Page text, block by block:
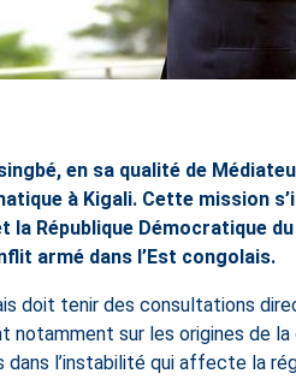
en sa qualité de
à Kigali. Cette mission
République Démocratique du
armé dans l’Est congolais.
doit tenir des consultations
notamment sur les origines de
l’instabilité qui affecte la